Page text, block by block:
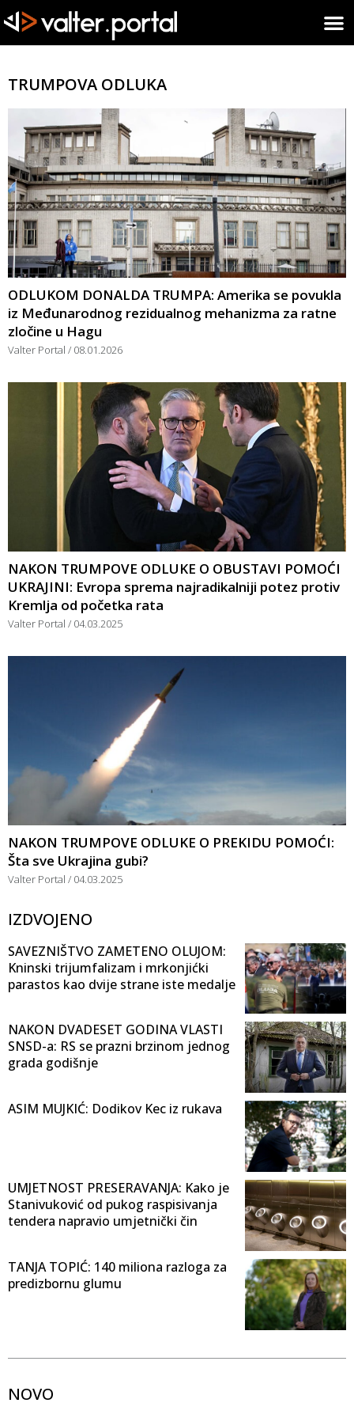
TRUMPOVA ODLUKA
ODLUKOM DONALDA TRUMPA: Amerika se povukla
iz Međunarodnog rezidualnog mehanizma za ratne
zločine u Hagu
Valter Portal 08.01.2026
NAKON TRUMPOVE ODLUKE O OBUSTAVI POMOĆI
UKRAJINI: Evropa sprema najradikalniji potez protiv
Kremlja od početka rata
Valter Portal 04.03.2025
NAKON TRUMPOVE ODLUKE O PREKIDU POMOĆI:
Šta sve Ukrajina gubi?
Valter Portal 04.03.2025
IZDVOJENO
SAVEZNIŠTVO ZAMETENO OLUJOM:
Kninski trijumfalizam i mrkonjićki
parastos kao dvije strane iste medalje
NAKON DVADESET GODINA VLASTI
SNSD-a: RS se prazni brzinom jednog
grada godišnje
ASIM MUJKIĆ: Dodikov Kec iz rukava
UMJETNOST PRESERAVANJA: Kako je
Stanivuković od pukog raspisivanja
tendera napravio umjetnički čin
TANJA TOPIĆ: 140 miliona razloga za
predizbornu glumu
NOVO